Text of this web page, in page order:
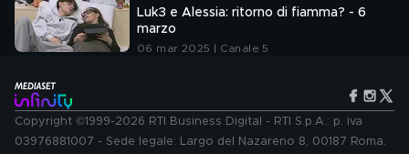
Luk3 e Alessia: ritorno di fiamma? - 6
marzo
06 mar 2025 | Canale 5
Copyright ©1999-2026 RTI Business Digital - RTI S.p.A.: p. iva
03976881007 - Sede legale: Largo del Nazareno 8, 00187 Roma.